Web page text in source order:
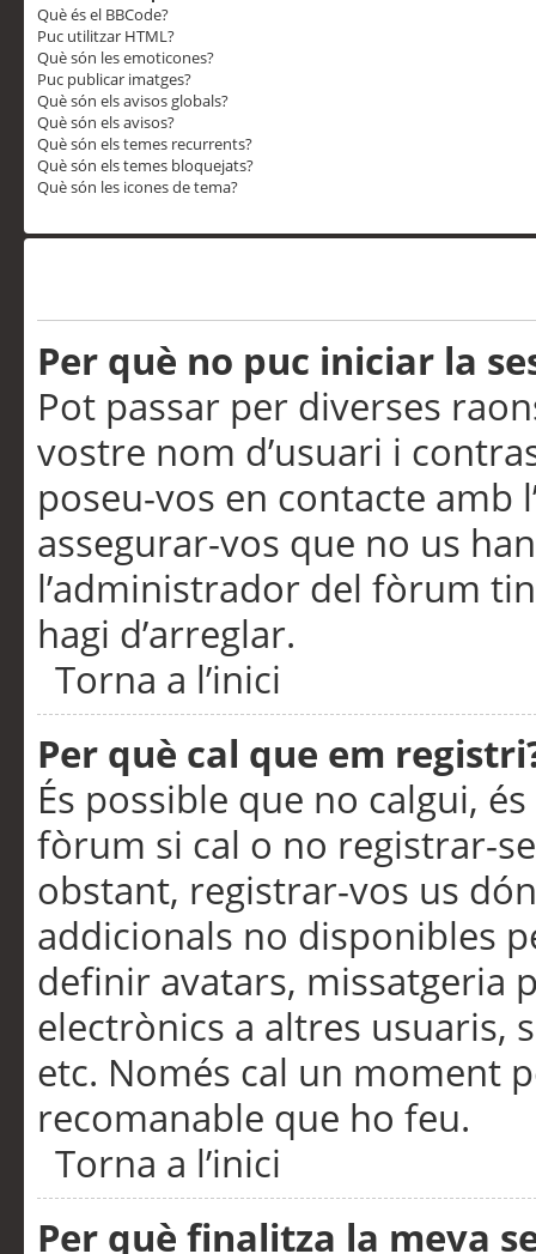
Què és el BBCode?
Puc utilitzar HTML?
Què són les emoticones?
Puc publicar imatges?
Què són els avisos globals?
Què són els avisos?
Què són els temes recurrents?
Què són els temes bloquejats?
Què són les icones de tema?
Per què no puc iniciar la
Pot passar per diverses
vostre nom d’usuari i
poseu-vos en contacte
assegurar-vos que no us
l’administrador del fòrum
hagi d’arreglar.
Torna a l’inici
Per què cal que em
És possible que no calgui,
fòrum si cal o no registrar-
obstant, registrar-vos us
addicionals no disponibles
definir avatars, missatgeria
electrònics a altres usuaris,
etc. Només cal un moment
recomanable que ho feu.
Torna a l’inici
Per què finalitza la meva